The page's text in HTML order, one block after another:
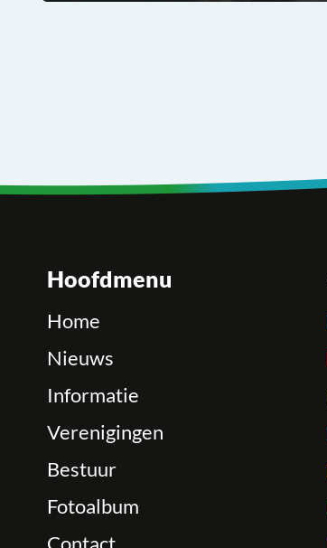
Hoofdmenu
Home
Nieuws
Informatie
Verenigingen
Bestuur
Fotoalbum
Contact